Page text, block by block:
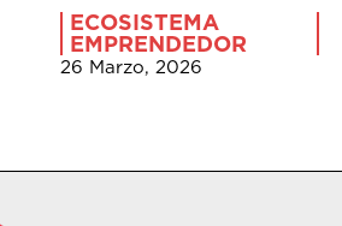
ECOSISTEMA
EMPRENDEDOR
26 Marzo, 2026